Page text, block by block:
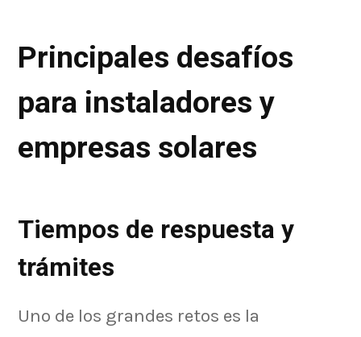
Principales desafíos
para instaladores y
empresas solares
Tiempos de respuesta y
trámites
Uno de los grandes retos es la